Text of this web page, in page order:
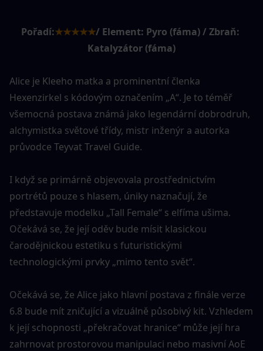
Pořadí:★★★★★/ Element: Pyro (fáma) / Zbraň:
Katalyzátor (fáma)
Alice je Kleeho matka a prominentní členka
Hexenzirkel s kódovým označením „A“. Je to téměř
všemocná postava známá jako legendární dobrodruh,
alchymistka světové třídy, mistr inženýr a autorka
průvodce Teyvat Travel Guide.
I když se primárně objevovala prostřednictvím
portrétů pouze s hlasem, úniky naznačují, že
představuje modelku „Tall Female“ s elfíma ušima.
Očekává se, že její oděv bude mísit klasickou
čarodějnickou estetiku s futuristickými
technologickými prvky „mimo tento svět“.
Očekává se, že Alice jako hlavní postava z finále verze
6.8 bude mít zničující a vizuálně působivý kit. Vzhledem
k její schopnosti „překračovat hranice“ může její hra
zahrnovat prostorovou manipulaci nebo masivní AoE